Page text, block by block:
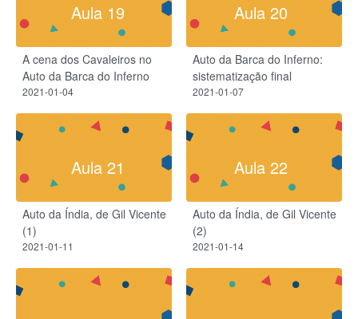
Aula 19
A cena dos Cavaleiros no
Auto da Barca do Inferno
2021-01-04
Aula 20
Auto da Barca do Inferno:
sistematização final
2021-01-07
Aula 21
Auto da Índia, de Gil Vicente
(1)
2021-01-11
Aula 22
Auto da Índia, de Gil Vicente
(2)
2021-01-14